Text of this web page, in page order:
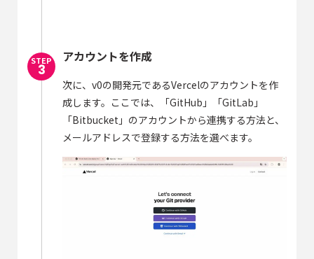
アカウントを作成
次に、v0の開発元であるVercelのアカウントを作
成します。ここでは、「GitHub」「GitLab」
「Bitbucket」のアカウントから連携する方法と、
メールアドレスで登録する方法を選べます。